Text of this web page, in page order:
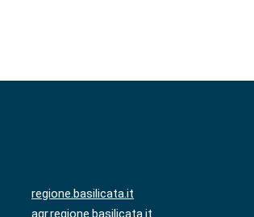
regione.basilicata.it
agr.regione.basilicata.it